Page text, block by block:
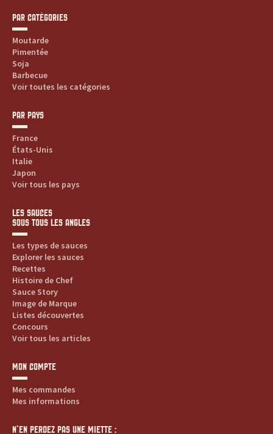
PAR CATÉGORIES
Moutarde
Pimentée
Soja
Barbecue
Voir toutes les catégories
PAR PAYS
France
États-Unis
Italie
Japon
Voir tous les pays
LES SAUCES
SOUS TOUS LES ANGLES
Les types de sauces
Explorer les sauces
Recettes
Histoire de Chef
Sauce Story
Image de Marque
Listes découvertes
Concours
Voir tous les articles
MON COMPTE
Mes commandes
Mes informations
N’EN PERDEZ PAS UNE MIETTE :